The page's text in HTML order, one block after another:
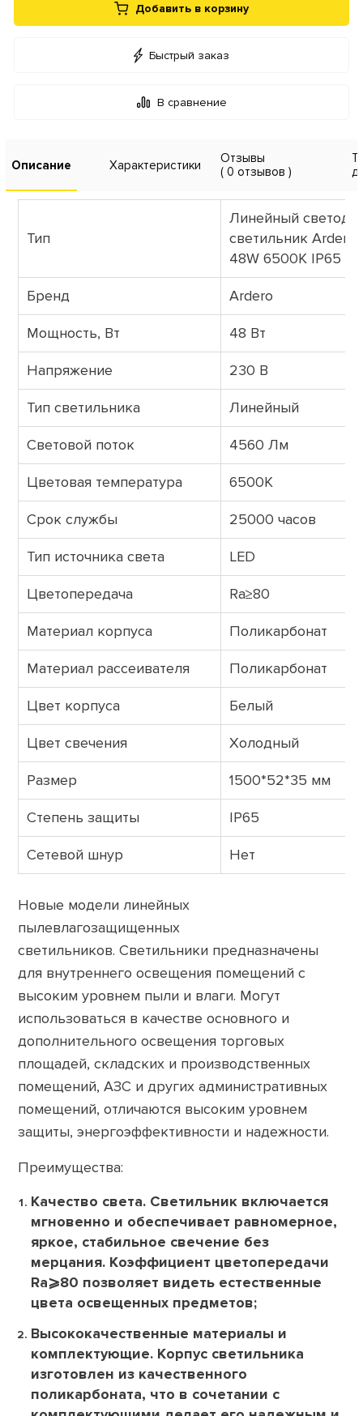
Добавить в корзину
Быстрый заказ
В сравнение
Описание Характеристики
Отзывы
( 0 отзывов )
Тип
Линейный
светильник Ardero
48W 6500К IP65
Бренд Ardero
Мощность, Вт 48 Вт
Напряжение 230 В
Тип светильника Линейный
Световой поток 4560 Лм
Цветовая температура 6500К
Срок службы 25000 часов
Тип источника света LED
Цветопередача Ra≥80
Материал корпуса Поликарбонат
Материал рассеивателя Поликарбонат
Цвет корпуса Белый
Цвет свечения Холодный
Размер 1500*52*35 мм
Степень защиты IP65
Сетевой шнур Нет
Новые модели линейных
пылевлагозащищенных
светильников. Светильники предназначены
для внутреннего освещения помещений с
высоким уровнем пыли и влаги. Могут
использоваться в качестве основного и
дополнительного освещения торговых
площадей, складских и производственных
помещений, АЗС и других административных
помещений, отличаются высоким уровнем
защиты, энергоэффективности и надежности.
Преимущества:
Качество света. Светильник включается
мгновенно и обеспечивает равномерное,
яркое, стабильное свечение без
мерцания. Коэффициент цветопередачи
Ra⩾80 позволяет видеть естественные
цвета освещенных предметов;
Высококачественные материалы и
комплектующие. Корпус светильника
изготовлен из качественного
поликарбоната, что в сочетании с